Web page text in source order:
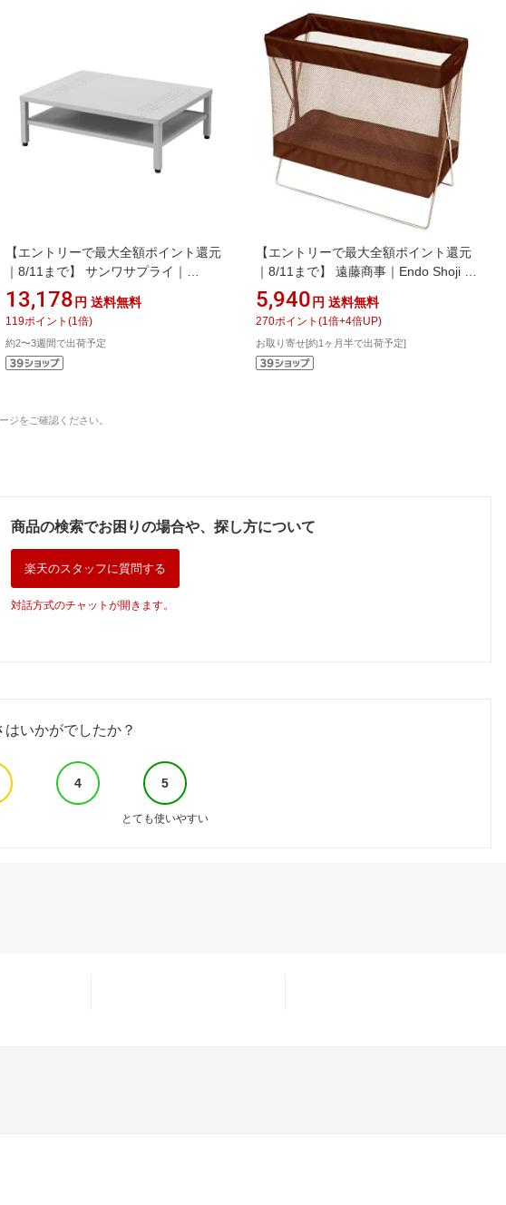
【エントリーで最大全額ポイント還元
｜8/11まで】 サンワサプライ｜
SANWA SUPPLY プリンタステーショ
ン MR-PS3[MRPS3]
13,178 円 送料無料
119ポイント (1 倍)
約2〜3週間で出荷予定
【エントリーで最大全額ポイント還元
｜8/11まで】 遠藤商事｜Endo Shoji サ
イドワゴン・メッシュ マジックテープ
式 R-350 ブラウン ＜VSI2202＞
[VSI2202]
5,940 円 送料無料
270ポイント (1 倍+4倍UP)
お取り寄せ[約1ヶ月半で出荷予定]
ジをご確認ください。
商品の検索でお困りの場合や、探し方について
楽天のスタッフに質問する
対話方式のチャットが開きます。
いかがでしたか？
4 5
とても使いやすい